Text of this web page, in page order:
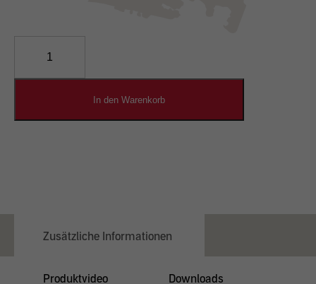
Designputz
In den Warenkorb
Zusätzliche Informationen
Produktvideo Downloads